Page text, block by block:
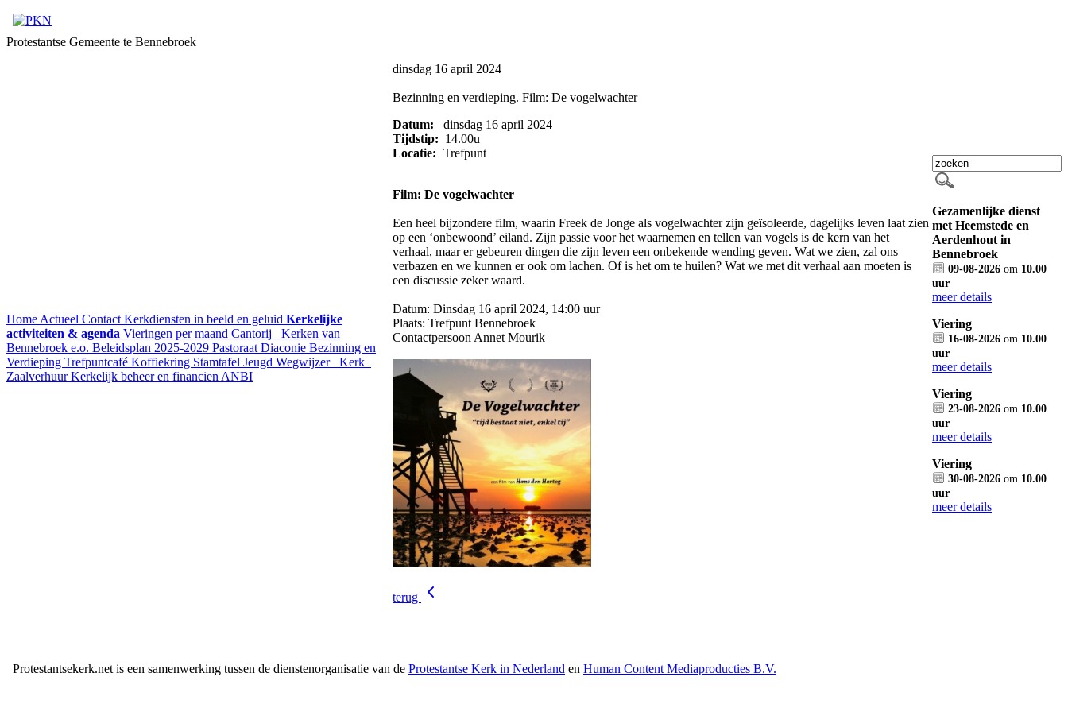
Protestantse Gemeente te Bennebroek
Home Actueel Contact Kerkdiensten in beeld en geluid Kerkelijke
activiteiten & agenda Vieringen per maand Cantorij
Kerken van
Bennebroek e.o. Beleidsplan 2025-2029 Pastoraat Diaconie Bezinning en
Verdieping Trefpuntcafé Koffiekring Stamtafel Jeugd Wegwijzer
Kerk
ZaalverhuurKerkelijk beheer en financien ANBI
dinsdag 16 april 2024
Bezinning en verdieping. Film: De vogelwachter
Datum:
dinsdag 16 april 2024
Tijdstip: 14.00u
Locatie: Trefpunt
Film: De vogelwachter
Een heel bijzondere film, waarin Freek de Jonge als vogelwachter zijn geïsoleerde, dagelijks leven laat zien
op een ‘onbewoond’ eiland. Zijn passie voor het waarnemen en tellen van vogels is de kern van het
verhaal, maar er gebeuren dingen die zijn leven een onbekende wending geven. Wat we zien, zal ons
verbazen en we kunnen er ook om lachen. Of is het om te huilen? Wat we met dit verhaal aan moeten is
een discussie zeker waard.
Datum: Dinsdag 16 april 2024, 14:00 uur
Plaats: Trefpunt Bennebroek
Contactpersoon Annet Mourik
terug
Gezamenlijke dienst
met Heemstede en
Aerdenhout in
Bennebroek
09-08-2026 om 10.00
uur
meer details
Viering
16-08-2026 om 10.00
uur
meer details
Viering
23-08-2026 om 10.00
uur
meer details
Viering
30-08-2026 om 10.00
uur
meer details
Protestantsekerk.net is een samenwerking tussen de dienstenorganisatie van de Protestantse Kerk in Nederland en Human Content Mediaproducties B.V.